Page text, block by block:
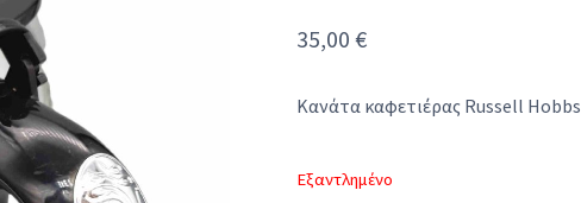
35,00€
Κανάτα καφετιέρας Russell Hobbs
Εξαντλημένο